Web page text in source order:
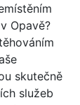
Opavě?
skutečně
služeb